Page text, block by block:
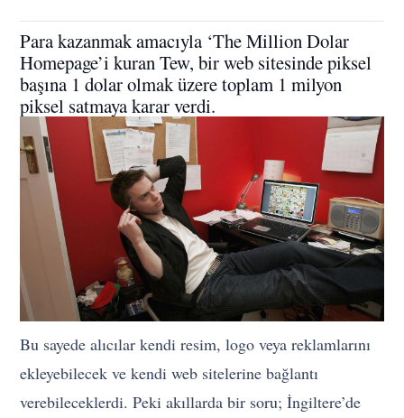
Para kazanmak amacıyla ‘The Million Dolar
Homepage’i kuran Tew, bir web sitesinde piksel
başına 1 dolar olmak üzere toplam 1 milyon
piksel satmaya karar verdi.
Bu sayede alıcılar kendi resim, logo veya reklamlarını
ekleyebilecek ve kendi web sitelerine bağlantı
verebileceklerdi. Peki akıllarda bir soru; İngiltere’de